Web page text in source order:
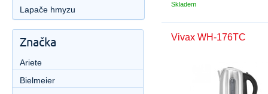
Skladem
Vivax WH-176TC
Lapače hmyzu
Značka
Ariete
Bielmeier